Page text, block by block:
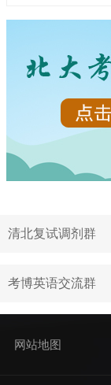
清北复试调剂群
考博英语交流群
网站地图